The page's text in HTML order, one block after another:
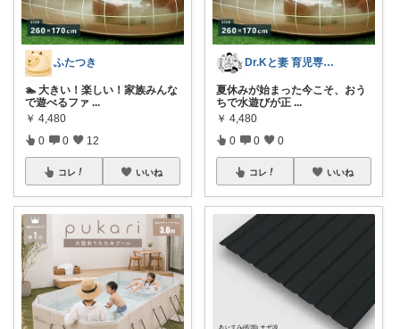
ふたつき
🏊 大きい！楽しい！家族みんな
で遊べるファ ...
￥ 4,480
0 0 12
コレ いいね
Dr.Kと妻 育児専門のお部屋
夏休みが始まった今こそ、おう
ちで水遊びが正 ...
￥ 4,480
0 0 0
コレ いいね